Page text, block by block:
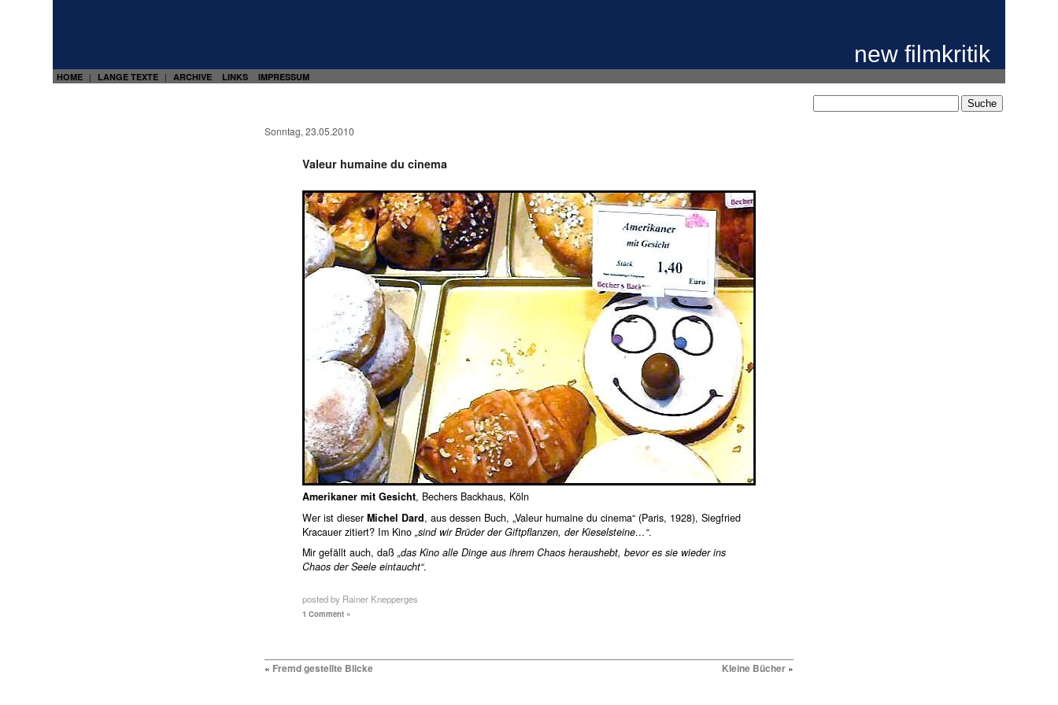
new filmkritik
HOME | LANGE TEXTE | ARCHIVE LINKS IMPRESSUM
Sonntag, 23.05.2010
Valeur humaine du cinema
Amerikaner mit Gesicht, Bechers Backhaus, Köln
Wer ist dieser Michel Dard, aus dessen Buch, „Valeur humaine du cinema“ (Paris, 1928), Siegfried
Kracauer zitiert? Im Kino „sind wir Brüder der Giftpflanzen, der Kieselsteine…“.
Mir gefällt auch, daß „das Kino alle Dinge aus ihrem Chaos heraushebt, bevor es sie wieder ins
Chaos der Seele eintaucht“.
posted by Rainer Knepperges
1 Comment »
« Fremd gestellte Blicke Kleine Bücher »